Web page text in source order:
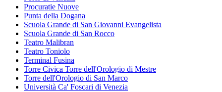
Procuratie Nuove
Punta della Dogana
Scuola Grande di San Giovanni Evangelista
Scuola Grande di San Rocco
Teatro Malibran
Teatro Toniolo
Terminal Fusina
Torre Civica Torre dell'Orologio di Mestre
Torre dell'Orologio di San Marco
Università Ca' Foscari di Venezia